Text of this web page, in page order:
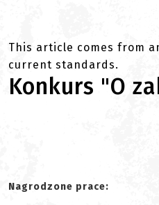
This article comes from
current standards.
Konkurs "O
Nagrodzone prace: